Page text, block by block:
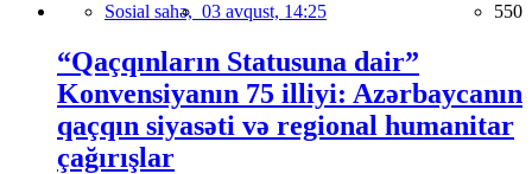
Sosial sahə, 03 avqust, 14:25 550
“Qaçqınların Statusuna dair”
Konvensiyanın 75 illiyi: Azərbaycanın
qaçqın siyasəti və regional humanitar
çağırışlar